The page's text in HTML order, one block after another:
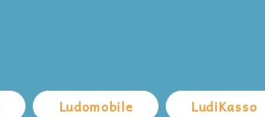
Ludomobile LudiKasso